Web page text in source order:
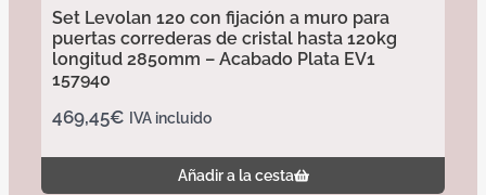
Set Levolan 120 con fijación a muro para
puertas correderas de cristal hasta 120kg
longitud 2850mm – Acabado Plata EV1
157940
469,45€ IVA incluido
Añadir a la cesta